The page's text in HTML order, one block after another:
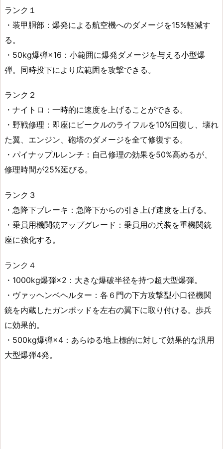
ランク１
・装甲胴部：爆発による航空機へのダメージを15%軽減す
る。
・50kg爆弾×16：小範囲に爆発ダメージを与える小型爆
弾。同時投下により広範囲を攻撃できる。
ランク２
・ナイトロ：一時的に速度を上げることができる。
・野戦修理：即座にビークルのライフルを10%回復し、壊れ
た翼、エンジン、砲塔のダメージを全て修復する。
・パイナップルレンチ：自己修理の効果を50%高めるが、
修理時間が25%延びる。
ランク３
・急降下ブレーキ：急降下からの引き上げ速度を上げる。
・乗員用機関銃アップグレード：乗員用の兵装を重機関銃
座に強化する。
ランク４
・1000kg爆弾×2：大きな爆破半径を持つ超大型爆弾。
・ヴァッヘンベヘルター：各６門の下方攻撃型小口径機関
銃を内蔵したガンポッドを左右の翼下に取り付ける。歩兵
に効果的。
・500kg爆弾×4：あらゆる地上標的に対して効果的な汎用
大型爆弾4発。